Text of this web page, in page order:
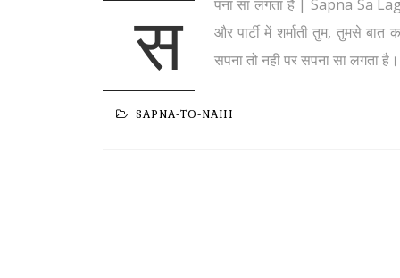
स
पना सा लगता है | Sapna Sa
और पार्टी में शर्माती तुम, तुमसे
सपना तो नही पर सपना सा लगता
SAPNA-TO-NAHI